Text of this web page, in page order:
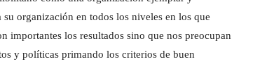
organización en todos los niveles en los que
importantes los resultados sino que nos preocupan
y políticas primando los criterios de buen